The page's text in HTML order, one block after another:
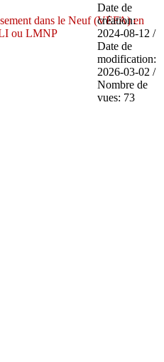
dans le Neuf (VEFA) en
ou LMNP
Date de
création:
2024-08-12 /
Date de
modification:
2026-03-02 /
Nombre de
vues: 73